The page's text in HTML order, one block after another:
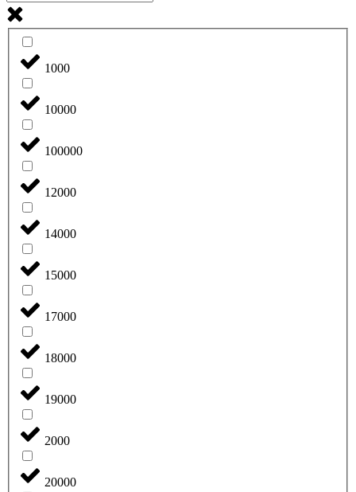
1000
10000
100000
12000
14000
15000
17000
18000
19000
2000
20000